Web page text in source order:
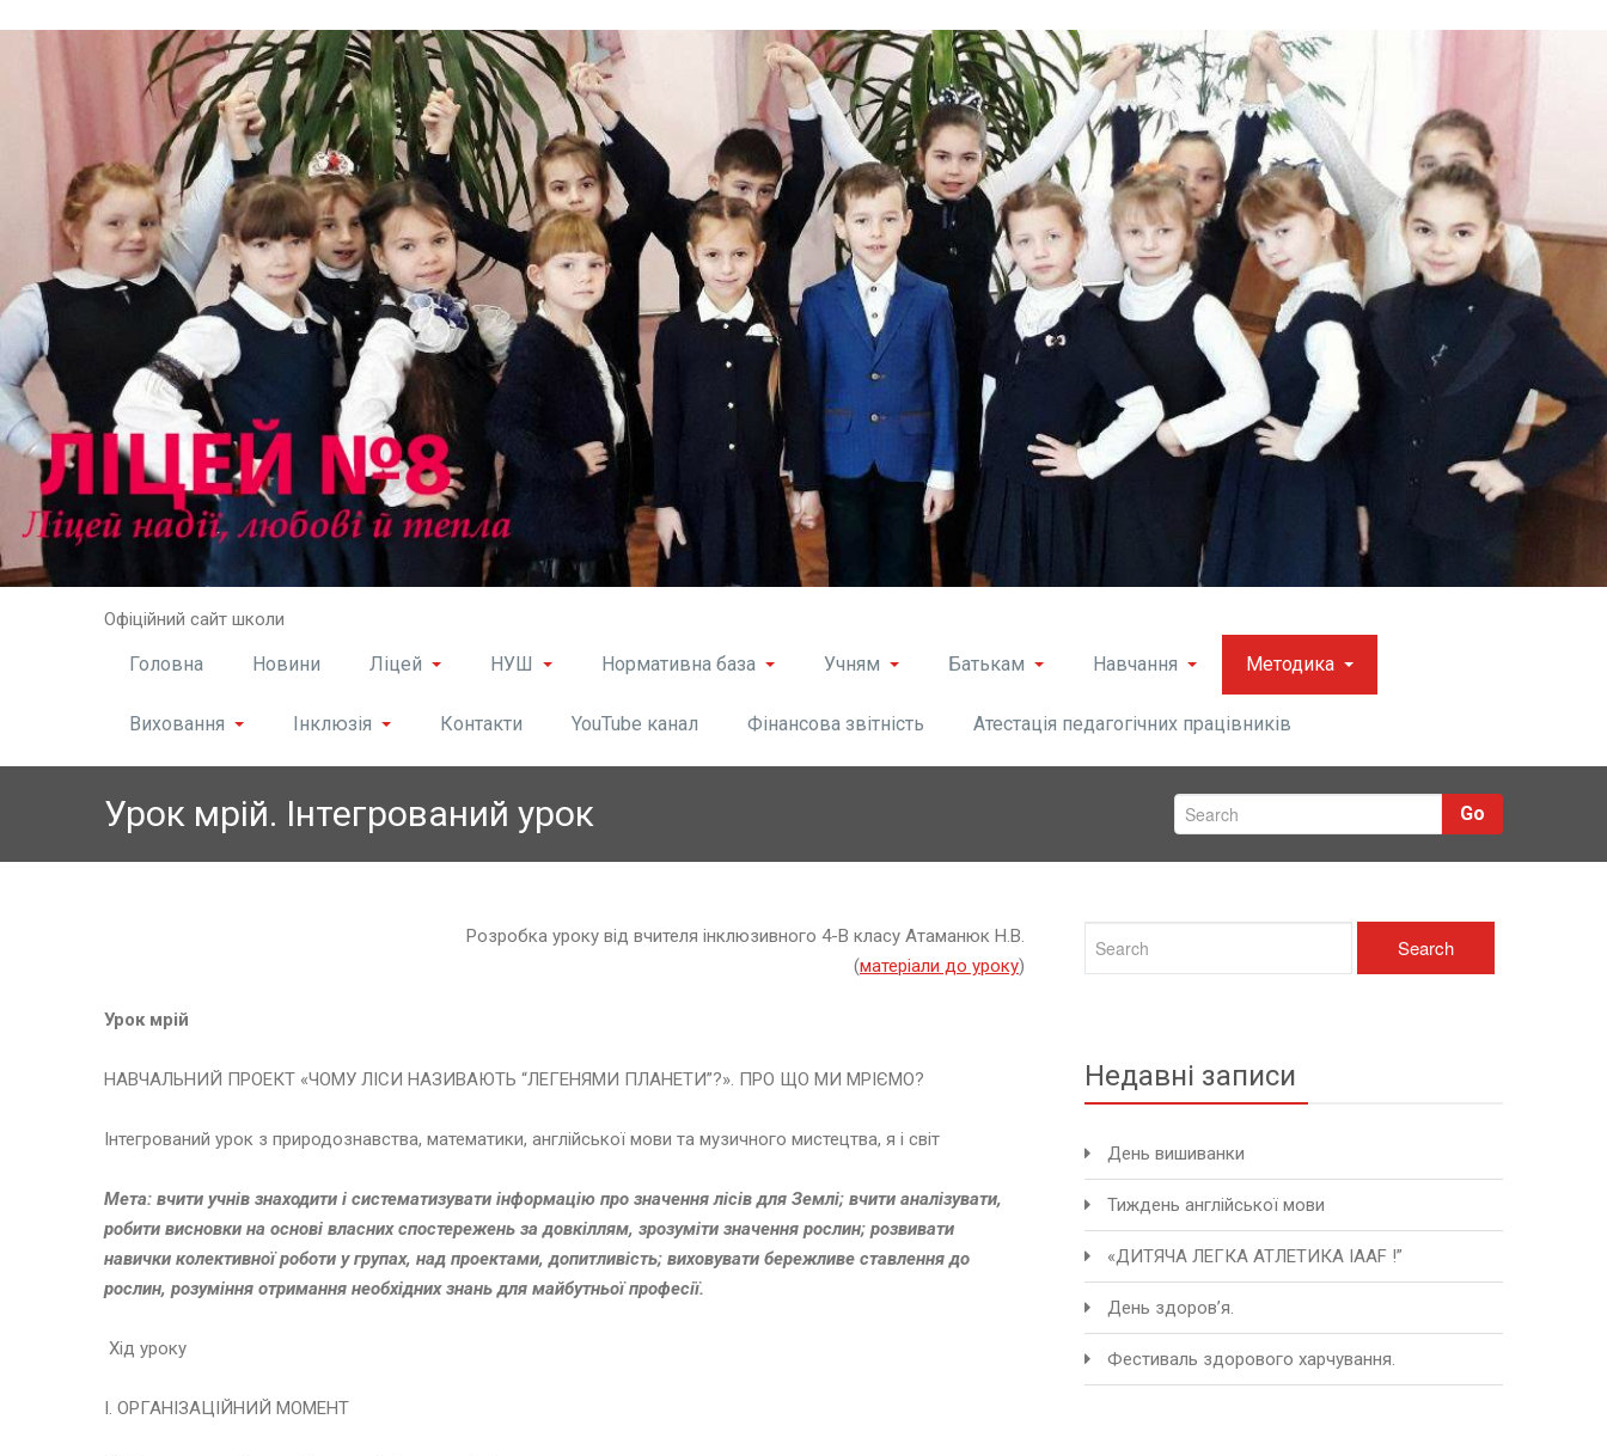
Офіційний сайт школи
Головна Новини Ліцей НУШ Нормативна база Учням Батькам Навчання Методика
Виховання Інклюзія Контакти YouTube канал Фінансова звітність Атестація педагогічних працівників
Урок мрій. Інтегрований урок Go
Розробка уроку від вчителя інклюзивного 4-В класу Атаманюк Н.В.
(матеріали до уроку)
Урок мрій
НАВЧАЛЬНИЙ ПРОЕКТ «ЧОМУ ЛІСИ НАЗИВАЮТЬ “ЛЕГЕНЯМИ ПЛАНЕТИ”?». ПРО ЩО МИ МРІЄМО?
Інтегрований урок з природознавства, математики, англійської мови та музичного мистецтва, я і світ
Мета: вчити учнів знаходити і систематизувати інформацію про значення лісів для Землі; вчити аналізувати,
робити висновки на основі власних спостережень за довкіллям, зрозуміти значення рослин; розвивати
навички колективної роботи у групах, над проектами, допитливість; виховувати бережливе ставлення до
рослин, розуміння отримання необхідних знань для майбутньої професії.
Хід уроку
І. ОРГАНІЗАЦІЙНИЙ МОМЕНТ
Недавні записи
День вишиванки
Тиждень англійської мови
«ДИТЯЧА ЛЕГКА АТЛЕТИКА IAAF !”
День здоров’я.
Фестиваль здорового харчування.